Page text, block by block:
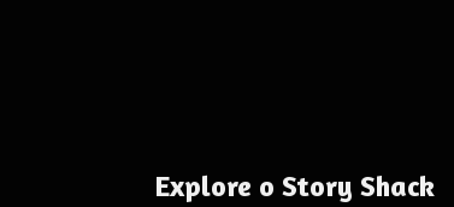
Explore o Story Shack